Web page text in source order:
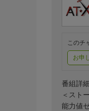
このチ
お申
番組詳
＜スト
能力値